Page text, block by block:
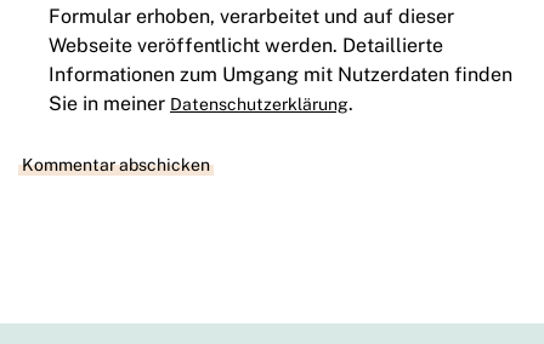
Formular erhoben, verarbeitet und auf dieser
Webseite veröffentlicht werden. Detaillierte
Informationen zum Umgang mit Nutzerdaten finden
Sie in meiner Datenschutzerklärung.